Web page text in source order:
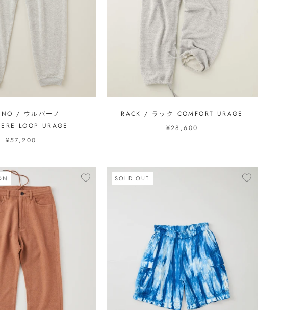
/ ウルバーノ
LOOP URAGE
¥57,200
RACK / ラック COMFORT URAGE
¥28,600
SOLD OUT